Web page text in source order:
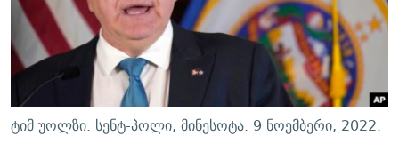
ᲛᲝᲚᲐᲞᲐᲠᲐᲙᲔ ᲢᲔᲥᲡᲢᲔᲑᲘ
ᲨᲘᲜ - ᲣᲪᲮᲝᲔᲗᲨᲘ
ᲚᲘᲢᲔᲠᲐᲢᲣᲠᲣᲚᲘ ᲬᲐᲮᲜᲐᲒᲔᲑᲘ
ᲐᲛᲔᲠᲘᲙᲣᲚᲘ ᲛᲝᲗᲮᲠᲝᲑᲐ
ᲩᲔᲛᲘ ᲡᲘᲙᲕᲓᲘᲚᲘᲡ ᲛᲘᲖᲔᲖᲘᲐ COVID-19
11 ᲬᲔᲚᲘ - 11 ᲐᲛᲑᲐᲕᲘ
ᲡᲐᲞᲐᲠᲚᲐᲛᲔᲜᲢᲝ ᲐᲠᲩᲔᲕᲜᲔᲑᲘᲡ ᲘᲡᲢᲝᲠᲘᲐ
ᲑᲐᲕᲨᲕᲔᲑᲘ ᲞᲠᲝᲡᲢᲘᲢᲣᲪᲘᲐᲨᲘ - ᲐᲛᲝᲣᲗᲥᲛᲔᲚᲘ ᲐᲛᲑᲐᲕᲘ
ᲒᲐᲛᲝᲘᲬᲔᲠᲔ
რთე/რთ-ის ყველა საიტი
ტიმ უოლზი. სენტ-პოლი, მინესოტა. 9 ნოემბერი, 2022.